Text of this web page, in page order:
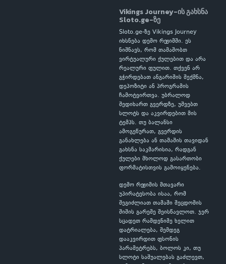
Vikings Journey-ის გახსნა
Sloto.ge-ზე
Sloto.ge-ზე Vikings Journey
იხსნება დემო რეჟიმში. ეს
ნიშნავს, რომ თამაშობთ
ვირტუალური ქულებით და არა
რეალური ფულით. თქვენ არ
გჭირდებათ ანგარიშის შექმნა,
დეპოზიტი ან პროგრამის
ჩამოტვირთვა. უბრალოდ
შედიხართ გვერდზე, უშვებთ
სლოტს და აკვირდებით მის
ტემპს. თუ ბალანსი
ამოგეწურათ, გვერდის
განახლება ან თამაშის თავიდან
გახსნა საკმარისია, რადგან
ქულები მხოლოდ გასართობი
ფორმატისთვის გამოიყენება.
დემო რეჟიმის მთავარი
უპირატესობა ისაა, რომ
შეგიძლიათ თამაში შეცდომის
შიშის გარეშე შეისწავლოთ. ჯერ
სცადეთ რამდენიმე ხელით
დატრიალება, შემდეგ
დააკვირდით ფსონის
პარამეტრებს, ბოლოს კი, თუ
სლოტი საშუალებას გაძლევთ,